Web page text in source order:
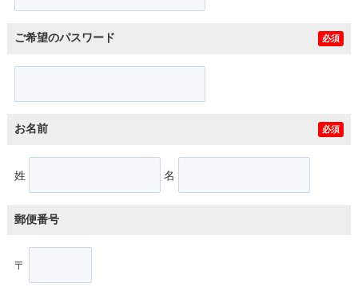
ご希望のパスワード 必須
お名前 必須
姓 名
郵便番号
〒